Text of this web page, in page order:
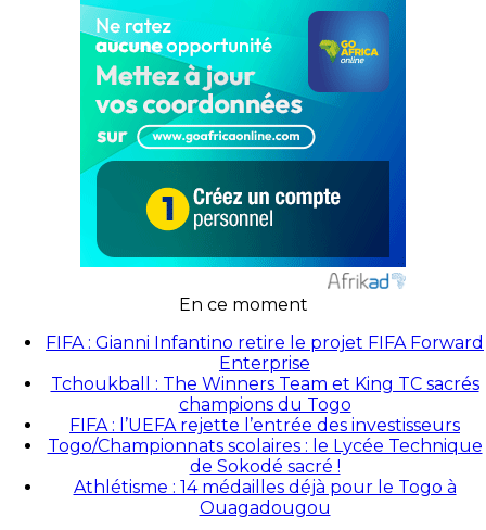
En ce moment
FIFA : Gianni Infantino retire le projet FIFA Forward
Enterprise
Tchoukball : The Winners Team et King TC sacrés
champions du Togo
FIFA : l’UEFA rejette l’entrée des investisseurs
Togo/Championnats scolaires : le Lycée Technique
de Sokodé sacré !
Athlétisme : 14 médailles déjà pour le Togo à
Ouagadougou